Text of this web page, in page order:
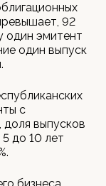
92
один эмитент
один выпуск
с
выпусков
до 10 лет